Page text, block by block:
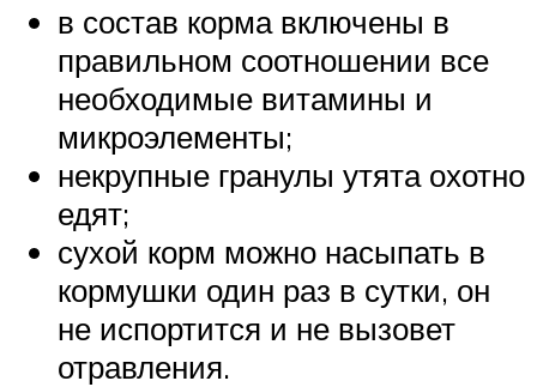
в состав корма включены в
правильном соотношении все
необходимые витамины и
микроэлементы;
некрупные гранулы утята охотно
едят;
сухой корм можно насыпать в
кормушки один раз в сутки, он
не испортится и не вызовет
отравления.